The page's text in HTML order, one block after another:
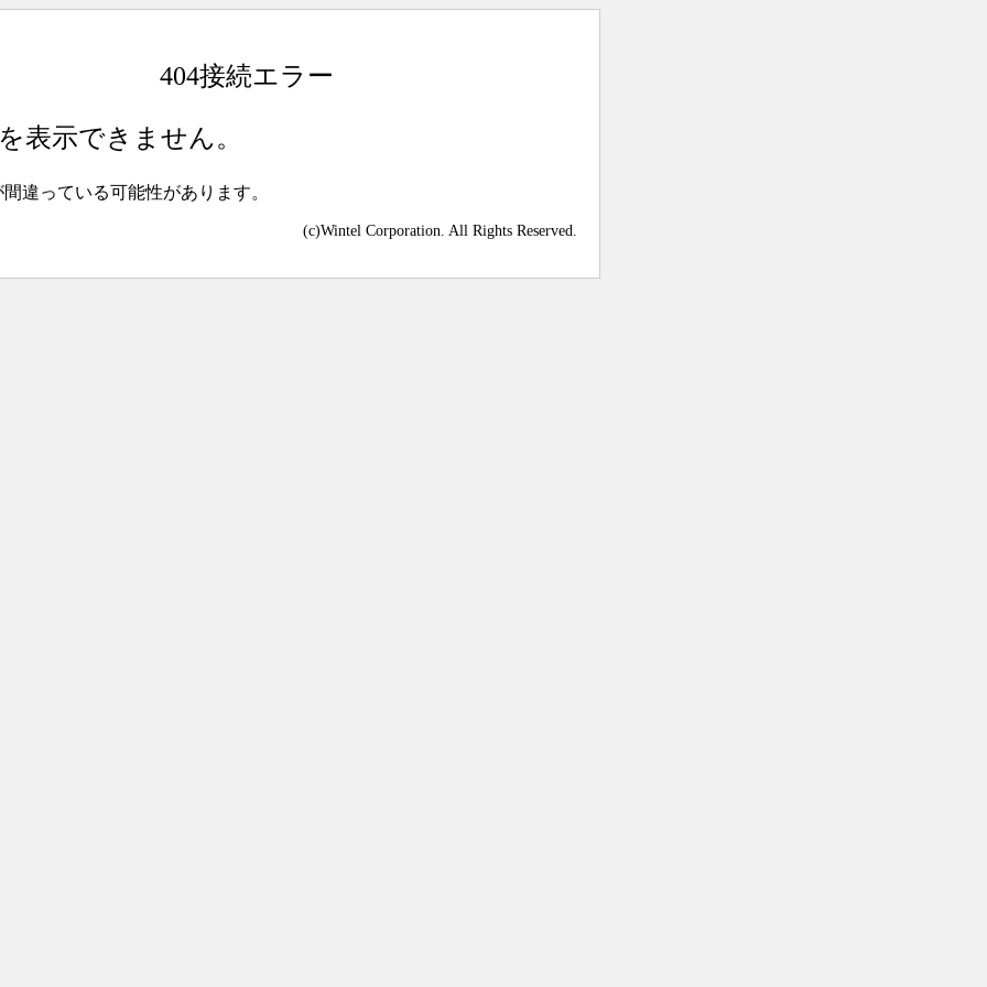
404接続エラー
表示できません。
違っている可能性があります。
(c)Wintel Corporation. All Rights Reserved.